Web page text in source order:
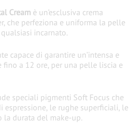
Cream è un’esclusiva crema
che perfeziona e uniforma la pelle
incarnato.
capace di garantire un’intensa e
a 12 ore, per una pelle liscia e
speciali pigmenti Soft Focus che
espressione, le rughe superficiali, le
la durata del make-up.